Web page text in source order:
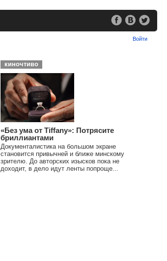
Войти
киночтиво
«Без ума от Tiffany»: Потрясите
бриллиантами
Документалистика на большом экране
становится привычней и ближе минскому
зрителю. До авторских изысков пока не
доходит, в дело идут ленты попроще...